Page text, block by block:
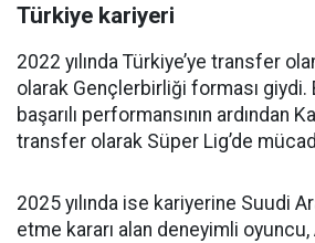
Türkiye kariyeri
2022 yılında Türkiye’ye transfer
olarak Gençlerbirliği forması
başarılı performansının ardından
transfer olarak Süper Lig’de
2025 yılında ise kariyerine Suudi
etme kararı alan deneyimli